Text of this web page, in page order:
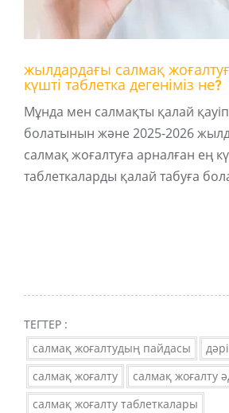
жылдардағы салмақ
күшті таблетка дегеніміз не?
Мұнда мен салмақты қалай
болатынын және 2025-2026
салмақ жоғалтуға арналған ең
таблеткаларды қалай табуға
ТЕГТЕР :
салмақ жоғалтудың пайдасы
салмақ жоғалту
салмақ жоғалту
салмақ жоғалту таблеткалары